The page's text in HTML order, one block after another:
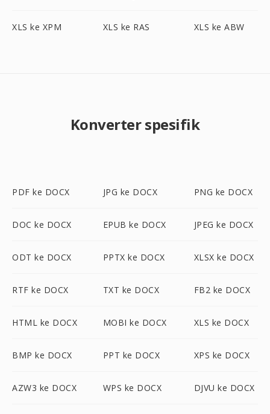
XLS ke XPM XLS ke RAS XLS ke ABW
Konverter spesifik
PDF ke DOCX JPG ke DOCX PNG ke DOCX
DOC ke DOCX EPUB ke DOCX JPEG ke DOCX
ODT ke DOCX PPTX ke DOCX XLSX ke DOCX
RTF ke DOCX TXT ke DOCX FB2 ke DOCX
HTML ke DOCX MOBI ke DOCX XLS ke DOCX
BMP ke DOCX PPT ke DOCX XPS ke DOCX
AZW3 ke DOCX WPS ke DOCX DJVU ke DOCX